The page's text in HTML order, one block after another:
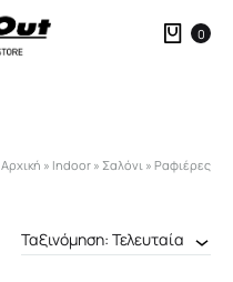
0
Αρχική » Indoor » Σαλόνι » Ραφιέρες
Ταξινόμηση: Τελευταία